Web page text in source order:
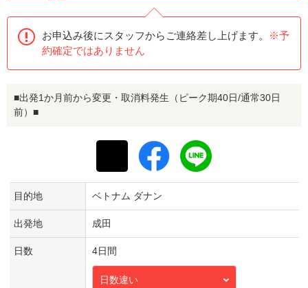
お申込み後にスタッフからご連絡差し上げます。
※予
約確定ではありません
■出発1か月前から変更・取消料発生（ピーク期40日/通常30日
前）■
目的地 ベトナム ダナン
出発地 成田
日数 4日間
日数違い